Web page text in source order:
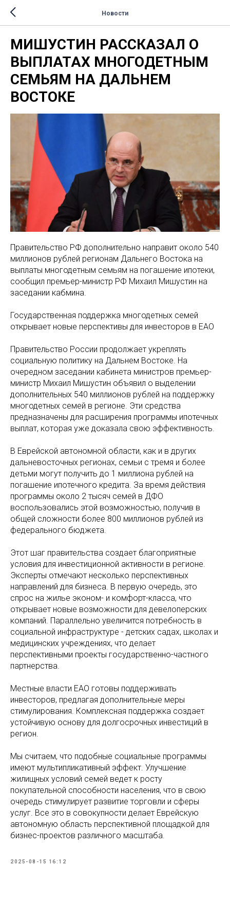
Новости
МИШУСТИН РАССКАЗАЛ О
ВЫПЛАТАХ МНОГОДЕТНЫМ
СЕМЬЯМ НА ДАЛЬНЕМ
ВОСТОКЕ
Правительство РФ дополнительно направит около 540
миллионов рублей регионам Дальнего Востока на
выплаты многодетным семьям на погашение ипотеки,
сообщил премьер-министр РФ Михаил Мишустин на
заседании кабмина.
Государственная поддержка многодетных семей
открывает новые перспективы для инвесторов в ЕАО
Правительство России продолжает укреплять
социальную политику на Дальнем Востоке. На
очередном заседании кабинета министров премьер-
министр Михаил Мишустин объявил о выделении
дополнительных 540 миллионов рублей на поддержку
многодетных семей в регионе. Эти средства
предназначены для расширения программы ипотечных
выплат, которая уже доказала свою эффективность.
В Еврейской автономной области, как и в других
дальневосточных регионах, семьи с тремя и более
детьми могут получить до 1 миллиона рублей на
погашение ипотечного кредита. За время действия
программы около 2 тысяч семей в ДФО
воспользовались этой возможностью, получив в
общей сложности более 800 миллионов рублей из
федерального бюджета.
Этот шаг правительства создает благоприятные
условия для инвестиционной активности в регионе.
Эксперты отмечают несколько перспективных
направлений для бизнеса. В первую очередь, это
спрос на жилье эконом- и комфорт-класса, что
открывает новые возможности для девелоперских
компаний. Параллельно увеличится потребность в
социальной инфраструктуре - детских садах, школах и
медицинских учреждениях, что делает
перспективными проекты государственно-частного
партнерства.
Местные власти ЕАО готовы поддерживать
инвесторов, предлагая дополнительные меры
стимулирования. Комплексная поддержка создает
устойчивую основу для долгосрочных инвестиций в
регион.
Мы считаем, что подобные социальные программы
имеют мультипликативный эффект. Улучшение
жилищных условий семей ведет к росту
покупательной способности населения, что в свою
очередь стимулирует развитие торговли и сферы
услуг. Все это в совокупности делает Еврейскую
автономную область перспективной площадкой для
бизнес-проектов различного масштаба.
2025-08-15 16:12